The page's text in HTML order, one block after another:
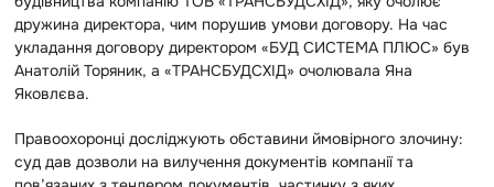
дружина директора, чим порушив умови договору. На час
укладання договору директором «БУД СИСТЕМА ПЛЮС» був
Анатолій Торяник, а «ТРАНСБУДСХІД» очолювала Яна
Яковлєва.
Правоохоронці досліджують обставини ймовірного злочину:
суд дав дозволи на вилучення документів компанії та